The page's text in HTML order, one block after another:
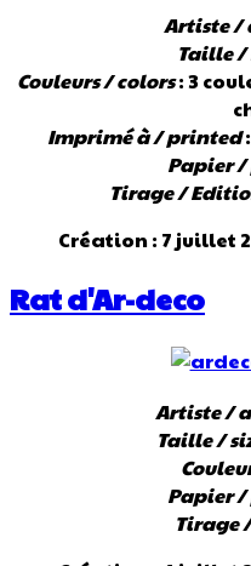
Artiste /
Taille /
Couleurs / colors: 3
Imprimé à / printed
Papier
Tirage /
Création : 7 juillet
Rat d'Ar-deco
Artiste /
Taille /
Papier
Tirage